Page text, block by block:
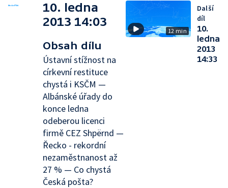
10. ledna
2013 14:03
Obsah dílu
Ústavní stížnost na
církevní restituce
chystá i KSČM —
Albánské úřady do
konce ledna
odeberou licenci
firmě CEZ Shpërnd —
Řecko - rekordní
nezaměstnanost až
27 % — Co chystá
Česká pošta?
12 min
Další
díl
10.
ledna
2013
14:33